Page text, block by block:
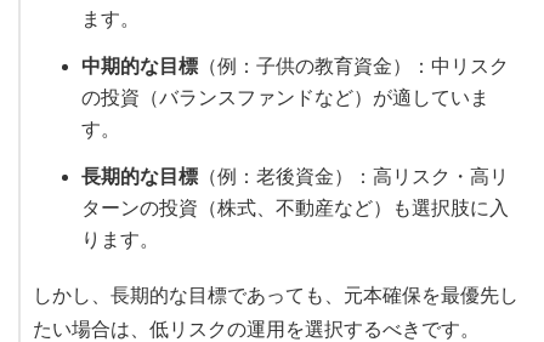
ます。
中期的な目標 （例：子供の教育資金）：中リスク
の投資（バランスファンドなど）が適していま
す。
長期的な目標 （例：老後資金）：高リスク・高リ
ターンの投資（株式、不動産など）も選択肢に入
ります。
しかし、長期的な目標であっても、元本確保を最優先し
たい場合は、低リスクの運用を選択するべきです。